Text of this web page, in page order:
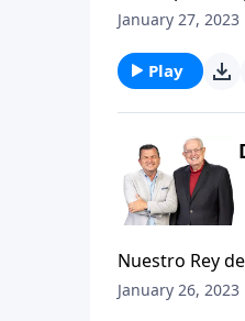
mal. La
humanidad a
January 27, 2023
Play
Nuestro Rey
indiscutible
January 26, 2023